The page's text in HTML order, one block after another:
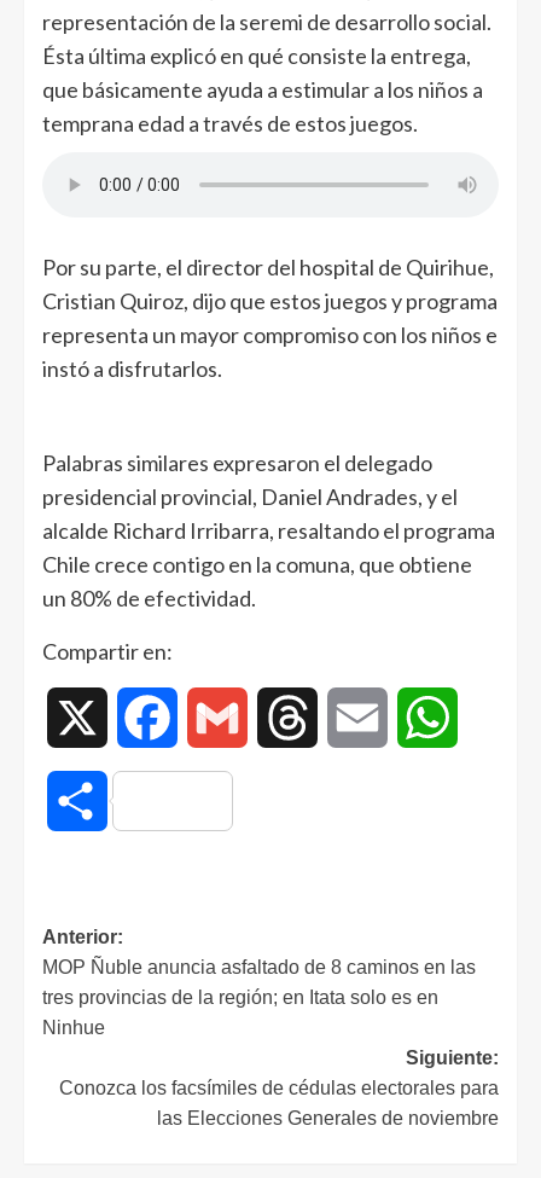
representación de la seremi de desarrollo social.
Ésta última explicó en qué consiste la entrega,
que básicamente ayuda a estimular a los niños a
temprana edad a través de estos juegos.
Por su parte, el director del hospital de Quirihue,
Cristian Quiroz, dijo que estos juegos y programa
representa un mayor compromiso con los niños e
instó a disfrutarlos.
Palabras similares expresaron el delegado
presidencial provincial, Daniel Andrades, y el
alcalde Richard Irribarra, resaltando el programa
Chile crece contigo en la comuna, que obtiene
un 80% de efectividad.
Compartir en:
Facebook Gmail Threads Email
Compartir
Anterior:
MOP Ñuble anuncia asfaltado de 8 caminos en las
tres provincias de la región; en Itata solo es en
Ninhue
Siguiente:
Conozca los facsímiles de cédulas electorales para
las Elecciones Generales de noviembre